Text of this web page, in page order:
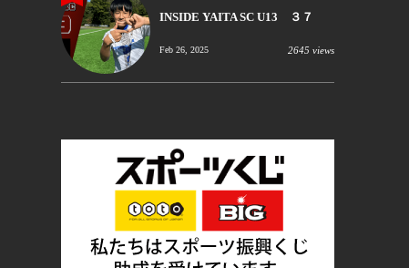
INSIDE YAITA SC U13 ３７
Feb 26, 2025 2645 views